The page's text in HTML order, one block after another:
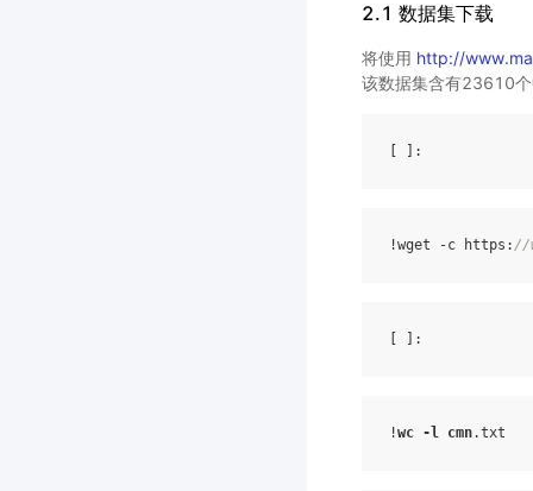
2.1 数据集下载
将使用 http://
该数据集含有23610
!wget -c https: //
!wc -l cmn.txt